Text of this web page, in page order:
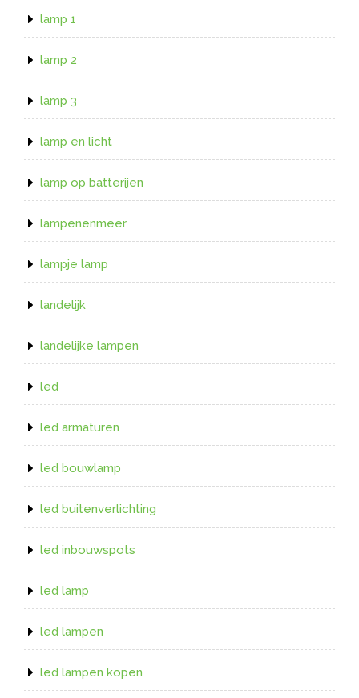
lamp 1
lamp 2
lamp 3
lamp en licht
lamp op batterijen
lampenenmeer
lampje lamp
landelijk
landelijke lampen
led
led armaturen
led bouwlamp
led buitenverlichting
led inbouwspots
led lamp
led lampen
led lampen kopen